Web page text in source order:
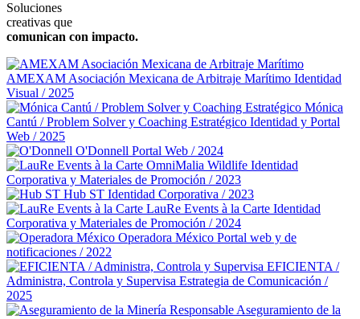
Soluciones
creativas que
comunican con impacto.
AMEXAM Asociación Mexicana de Arbitraje Marítimo Identidad
Visual / 2025
Mónica
Cantú / Problem Solver y Coaching Estratégico Identidad y Portal
Web / 2025
O'Donnell Portal Web / 2024
OmniMalia Wildlife Identidad
Corporativa y Materiales de Promoción / 2023
Hub ST Identidad Corporativa / 2023
LauRe Events à la Carte Identidad
Corporativa y Materiales de Promoción / 2024
Operadora México Portal web y de
notificaciones / 2022
EFICIENTA /
Administra, Controla y Supervisa Estrategia de Comunicación /
2025
Aseguramiento de la